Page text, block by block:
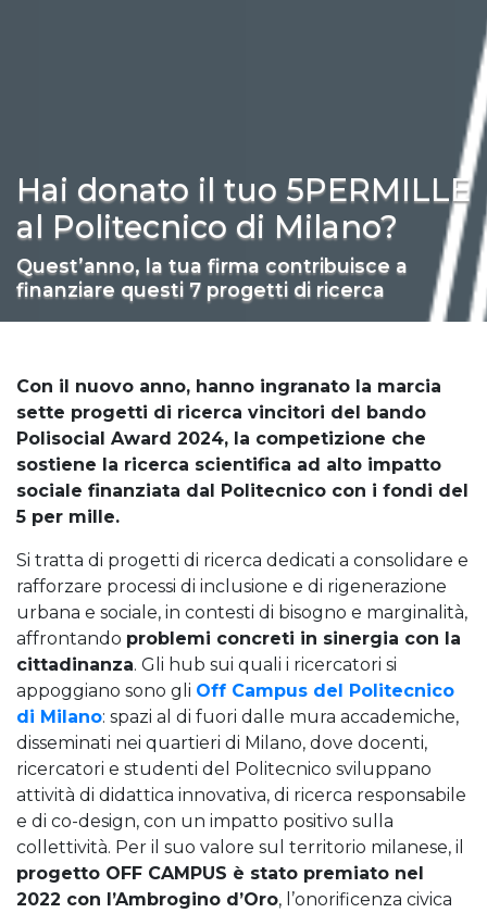
Hai donato il tuo 5PERMILLE
al Politecnico di Milano?
Quest’anno, la tua firma contribuisce a
finanziare questi 7 progetti di ricerca
Con il nuovo anno, hanno ingranato la marcia
sette progetti di ricerca vincitori del bando
Polisocial Award 2024, la competizione che
sostiene la ricerca scientifica ad alto impatto
sociale finanziata dal Politecnico con i fondi del
5 per mille.
Si tratta di progetti di ricerca dedicati a consolidare e
rafforzare processi di inclusione e di rigenerazione
urbana e sociale, in contesti di bisogno e marginalità,
affrontando problemi concreti in sinergia con la
cittadinanza. Gli hub sui quali i ricercatori si
appoggiano sono gli Off Campus del Politecnico
di Milano: spazi al di fuori dalle mura accademiche,
disseminati nei quartieri di Milano, dove docenti,
ricercatori e studenti del Politecnico sviluppano
attività di didattica innovativa, di ricerca responsabile
e di co-design, con un impatto positivo sulla
collettività. Per il suo valore sul territorio milanese, il
progetto OFF CAMPUS è stato premiato nel
2022 con l’Ambrogino d’Oro, l’onorificenza civica